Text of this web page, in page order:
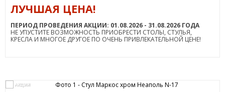
ЛУЧШАЯ ЦЕНА!
ПЕРИОД ПРОВЕДЕНИЯ АКЦИИ: 01.08.2026 - 31.08.2026 ГОДА
НЕ УПУСТИТЕ ВОЗМОЖНОСТЬ ПРИОБРЕСТИ СТОЛЫ, СТУЛЬЯ,
КРЕСЛА И МНОГОЕ ДРУГОЕ ПО ОЧЕНЬ ПРИВЛЕКАТЕЛЬНОЙ ЦЕНЕ!
АКЦИЯ